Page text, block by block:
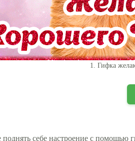
1. Гифка
себе настроение с помощью